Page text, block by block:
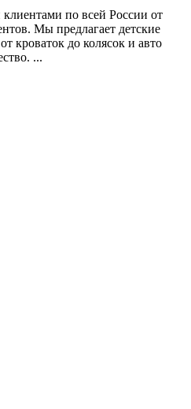
по всей России от
Мы предлагает детские
кроваток до колясок и авто
...